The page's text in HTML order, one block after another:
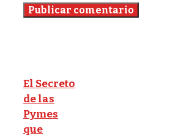
El Secreto
de las
Pymes
que